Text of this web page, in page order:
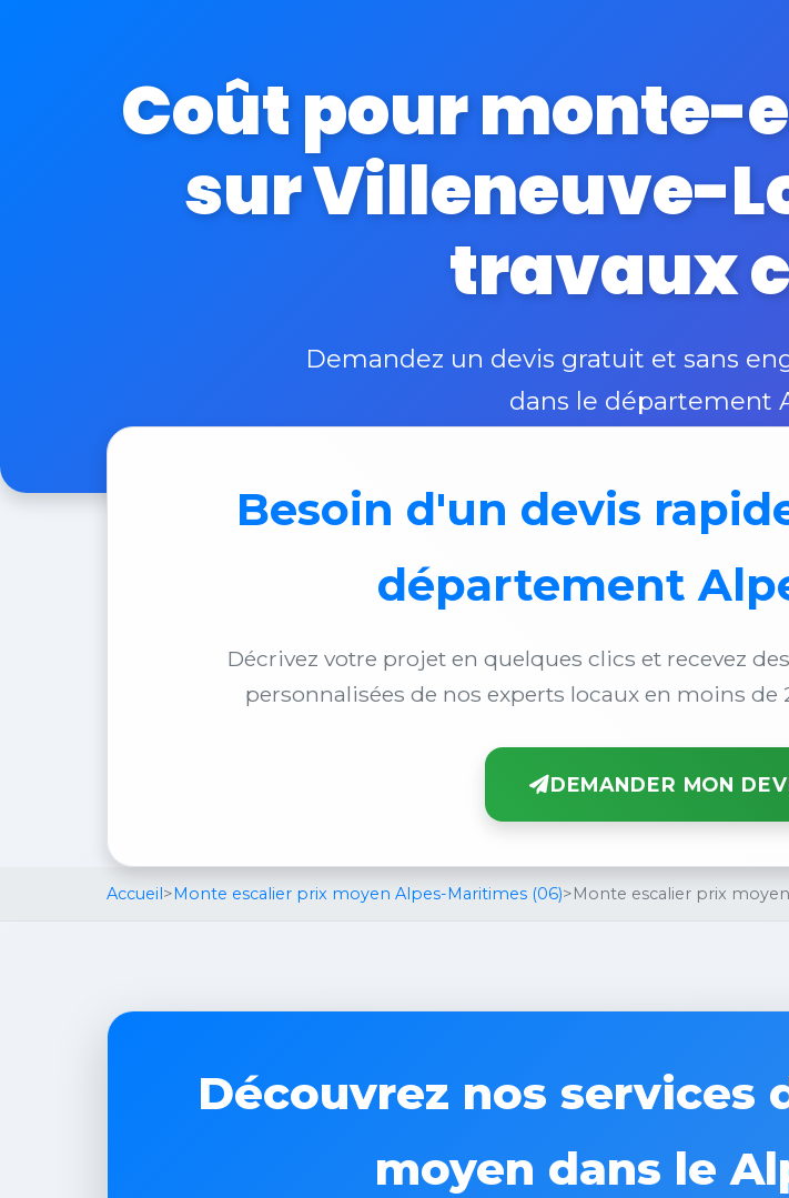
Coût pour monte-
sur Villeneuve-
travaux
Demandez un devis gratuit et sans
dans le département
Besoin d'un devis
département
Décrivez votre projet en quelques clics et recevez
personnalisées de nos experts locaux en moins de
DEMANDER MON
Accueil > Monte escalier prix moyen Alpes-Maritimes (06)> Monte escalier prix
Découvrez nos services
moyen dans le